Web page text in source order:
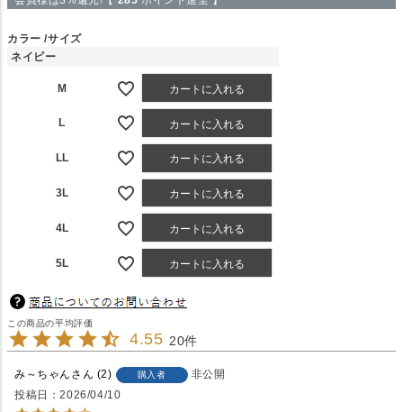
カラー サイズ
ネイビー
M カートに入れる
L カートに入れる
LL カートに入れる
3L カートに入れる
4L カートに入れる
5L カートに入れる
4.55 20
み～ちゃん 2 購入者
非公開
投稿日
2026/04/10